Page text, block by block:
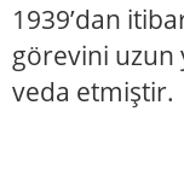
1939’dan
görevini uzun
veda etmiştir.